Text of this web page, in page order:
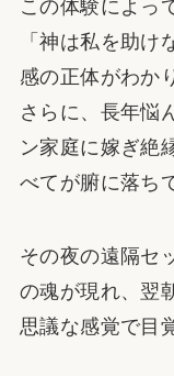
この体験によっ
「神は私を助
感の正体がわか
さらに、長年悩
ン家庭に嫁ぎ絶
べてが腑に落ち
その夜の遠隔セ
の魂が現れ、翌
思議な感覚で目